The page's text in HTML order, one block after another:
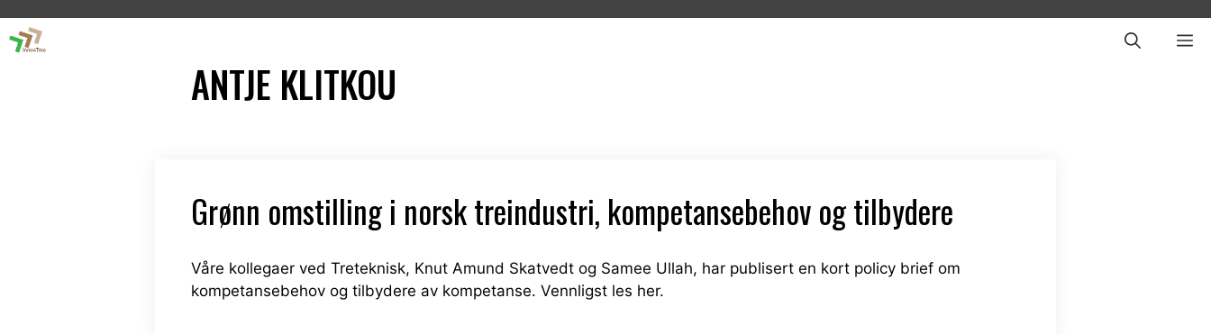
to
content
ANTJE KLITKOU
Grønn omstilling i norsk treindustri, kompetansebehov og tilbydere
Våre kollegaer ved Treteknisk, Knut Amund Skatvedt og Samee Ullah, har publisert en kort policy brief om
kompetansebehov og tilbydere av kompetanse. Vennligst les her.